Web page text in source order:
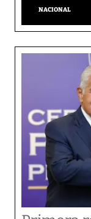
NACIONAL